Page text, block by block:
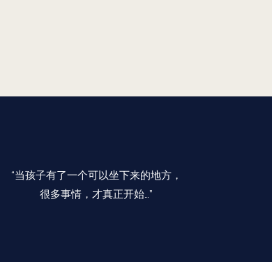
“当孩子有了一个可以坐下来的地方，
很多事情，才真正开始…”